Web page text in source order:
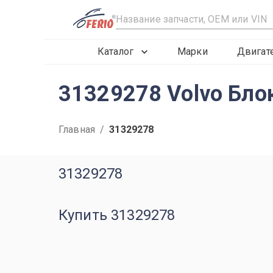
R
Каталог Марки
31329278 Volvo
Главная / 31329278
31329278
Купить 31329278